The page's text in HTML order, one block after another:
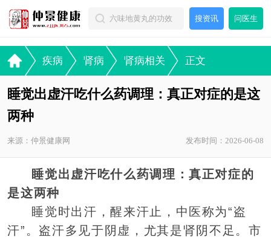
搜资讯 问医生
疾病 肾病 肾病相关 正文
睡觉出虚汗吃什么药调理：真正对症的是这
两种
来源：仲景健康网 发布时间：2026-06-08
睡觉出虚汗吃什么药调理：真正对症的
是这两种
睡觉时出汗，醒来汗止，中医称为“盗
汗”。盗汗多见于阴虚，尤其是肾阴不足。市